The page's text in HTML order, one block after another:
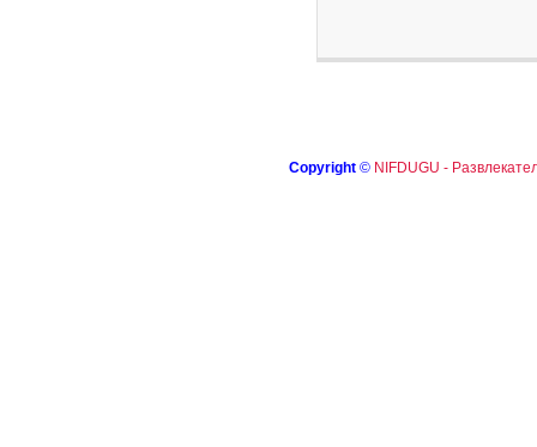
Copyright © NIFDUGU -